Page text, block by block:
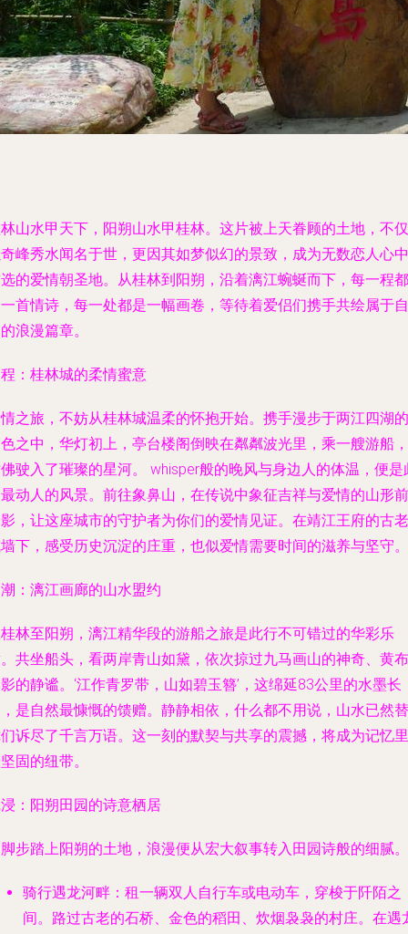
山水甲天下，阳朔山水甲桂林。这片被上天眷顾的土地，不仅
峰秀水闻名于世，更因其如梦似幻的景致，成为无数恋人心中
的爱情朝圣地。从桂林到阳朔，沿着漓江蜿蜒而下，每一程都
首情诗，每一处都是一幅画卷，等待着爱侣们携手共绘属于自
浪漫篇章。
：桂林城的柔情蜜意
之旅，不妨从桂林城温柔的怀抱开始。携手漫步于两江四湖的
之中，华灯初上，亭台楼阁倒映在粼粼波光里，乘一艘游船，
驶入了璀璨的星河。 whisper般的晚风与身边人的体温，便是
动人的风景。前往象鼻山 ，在传说中象征吉祥与爱情的山形前
，让这座城市的守护者为你们的爱情见证。在靖江王府的古老
下，感受历史沉淀的庄重，也似爱情需要时间的滋养与坚守。
：漓江画廊的山水盟约
林至阳朔， 漓江精华段的游船之旅是此行不可错过的华彩乐
共坐船头，看两岸青山如黛，依次掠过九马画山的神奇、黄布
的静谧。‘江作青罗带，山如碧玉簪’，这绵延83公里的水墨长
是自然最慷慨的馈赠。静静相依，什么都不用说，山水已然替
诉尽了千言万语。这一刻的默契与共享的震撼，将成为记忆里
固的纽带。
：阳朔田园的诗意栖居
步踏上阳朔的土地，浪漫便从宏大叙事转入田园诗般的细腻。
骑行遇龙河畔 ：租一辆双人自行车或电动车，穿梭于阡陌之
间。路过古老的石桥、金色的稻田、炊烟袅袅的村庄。在遇